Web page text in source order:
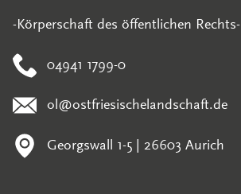
-Körperschaft des öffentlichen Rechts-
04941 1799-0
ol@ostfriesischelandschaft.de
Georgswall 1-5 | 26603 Aurich